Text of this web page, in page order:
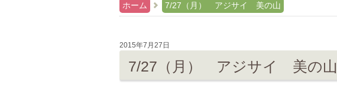
ホーム 7/27（月） アジサイ 美の山
2015年7月27日
7/27（月） アジサイ 美の山